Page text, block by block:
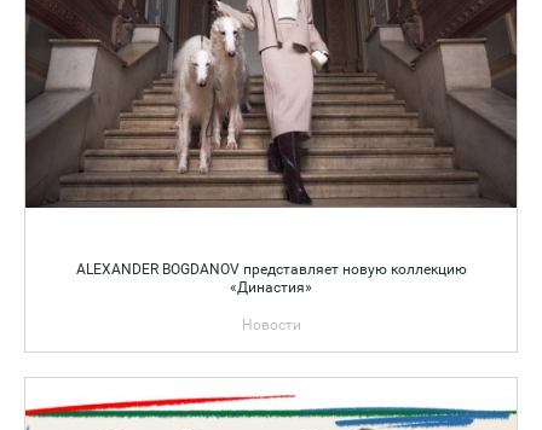
ALEXANDER BOGDANOV представляет новую коллекцию
«Династия»
Новости